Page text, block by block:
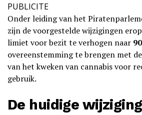
PUBLICITE
Onder leiding van het
zijn de voorgestelde wijzigingen
limiet voor bezit te verhogen naar
overeenstemming te brengen met
van het kweken van cannabis voor
gebruik.
De huidige